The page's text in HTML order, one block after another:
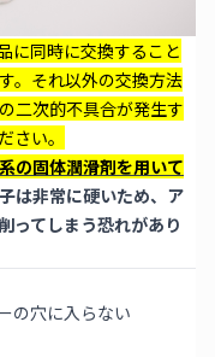
に同時に交換すること
。それ以外の交換方法
二次的不具合が発生す
さい。
の固体潤滑剤を用いて
は非常に硬いため、ア
ってしまう恐れがあり
の穴に入らない